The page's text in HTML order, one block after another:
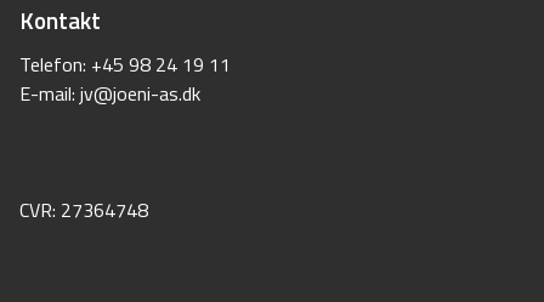
Kontakt
Telefon: +45 98 24 19 11
E-mail: ​ jv@joeni-as.dk
CVR: 27364748